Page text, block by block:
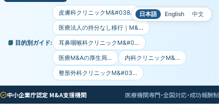
日本語 English 中文
📘 目的別ガイド:
皮膚科クリニックM&#038…
医療法人の持分なし移行｜M&…
耳鼻咽喉科クリニックM&#0…
医療M&Aの厚生局… 内科クリニックM&…
整形外科クリニックM&#03…
中小企業庁認定 M&A支援機関 医療機関専門・全国対応・成功報酬制